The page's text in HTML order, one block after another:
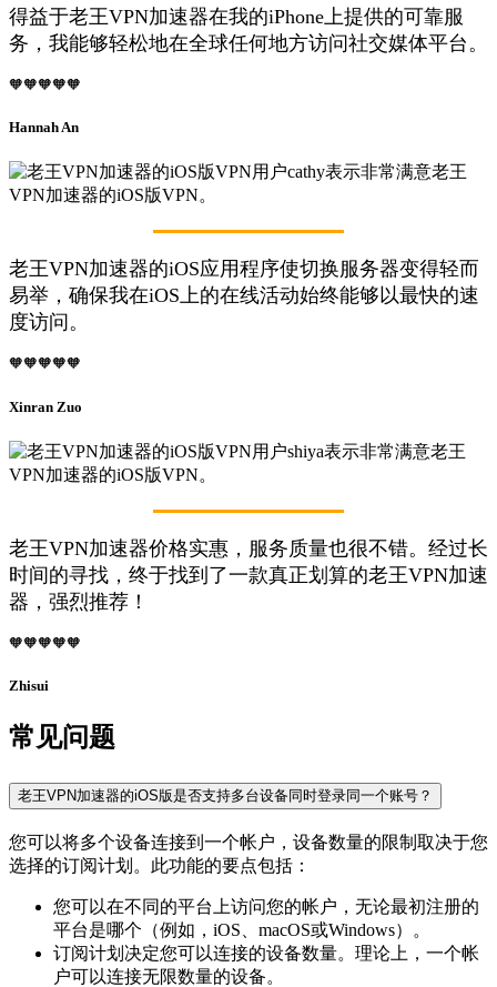
得益于老王VPN加速器在我的iPhone上提供的可靠服
务，我能够轻松地在全球任何地方访问社交媒体平台。
🧡🧡🧡🧡🧡
Hannah An
老王VPN加速器的iOS应用程序使切换服务器变得轻而
易举，确保我在iOS上的在线活动始终能够以最快的速
度访问。
🧡🧡🧡🧡🧡
Xinran Zuo
老王VPN加速器价格实惠，服务质量也很不错。经过长
时间的寻找，终于找到了一款真正划算的老王VPN加速
器，强烈推荐！
🧡🧡🧡🧡🧡
Zhisui
常见问题
老王VPN加速器的iOS版是否支持多台设备同时登录同一个账号？
您可以将多个设备连接到一个帐户，设备数量的限制取决于您
选择的订阅计划。此功能的要点包括：
您可以在不同的平台上访问您的帐户，无论最初注册的
平台是哪个（例如，iOS、macOS或Windows）。
订阅计划决定您可以连接的设备数量。理论上，一个帐
户可以连接无限数量的设备。